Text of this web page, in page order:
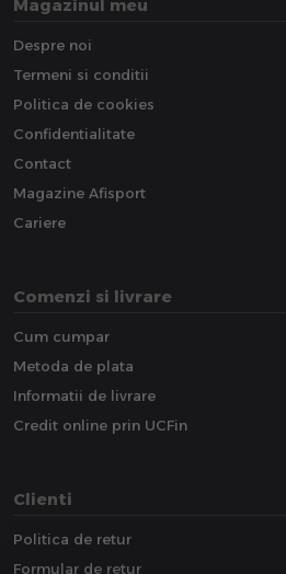
Magazinul meu
Despre noi
Termeni si conditii
Politica de cookies
Confidentialitate
Contact
Magazine Afisport
Cariere
Comenzi si livrare
Cum cumpar
Metoda de plata
Informatii de livrare
Credit online prin UCFin
Clienti
Politica de retur
Formular de retur